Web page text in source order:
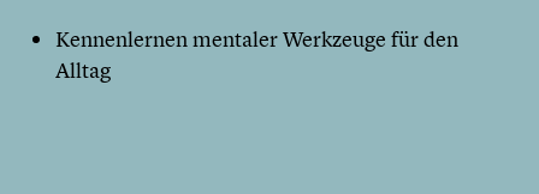
Kennenlernen mentaler Werkzeuge für den
Alltag